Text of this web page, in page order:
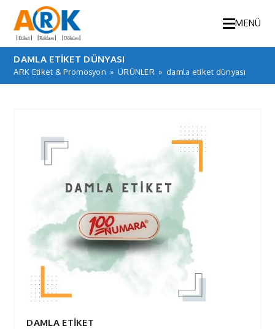
MENÜ
DAMLA ETIKET DÜNYASI
ARK Etiket & Promosyon » ÜRÜNLER » damla etiket dünyası
DAMLA ETİKET